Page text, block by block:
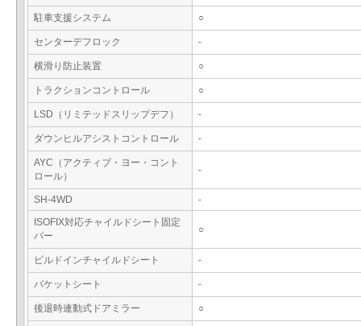
駐車支援システム ○
センターデフロック -
横滑り防止装置 ○
トラクションコントロール ○
LSD（リミテッドスリップデフ） -
ダウンヒルアシストコントロール -
AYC（アクティブ・ヨー・コント
ロール）
-
SH-4WD
-
ISOFIX対応チャイルドシート固定
バー
○
ビルドインチャイルドシート -
バケットシート -
後退時連動式ドアミラー ○